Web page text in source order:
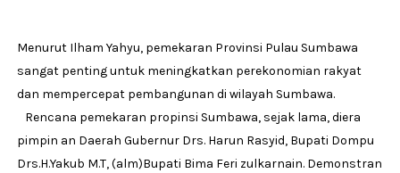
Menurut Ilham Yahyu, pemekaran Provinsi Pulau Sumbawa
sangat penting untuk meningkatkan perekonomian rakyat
dan mempercepat pembangunan di wilayah Sumbawa.
Rencana pemekaran propinsi Sumbawa, sejak lama, diera
pimpin an Daerah Gubernur Drs. Harun Rasyid, Bupati Dompu
Drs.H.Yakub M.T, (alm)Bupati Bima Feri zulkarnain. Demonstran